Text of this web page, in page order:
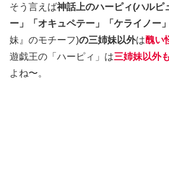
そう言えば神話上のハーピィ(ハルピ
ー」「オキュペテー」「ケライノー」
妹』のモチーフ)の三姉妹以外は醜い
遊戯王の「ハーピィ」は三姉妹以外
よね〜。